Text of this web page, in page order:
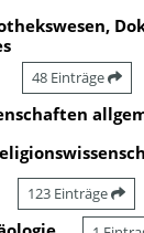
48 Einträge
123 Einträge